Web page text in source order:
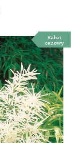
Rabat
cenowy